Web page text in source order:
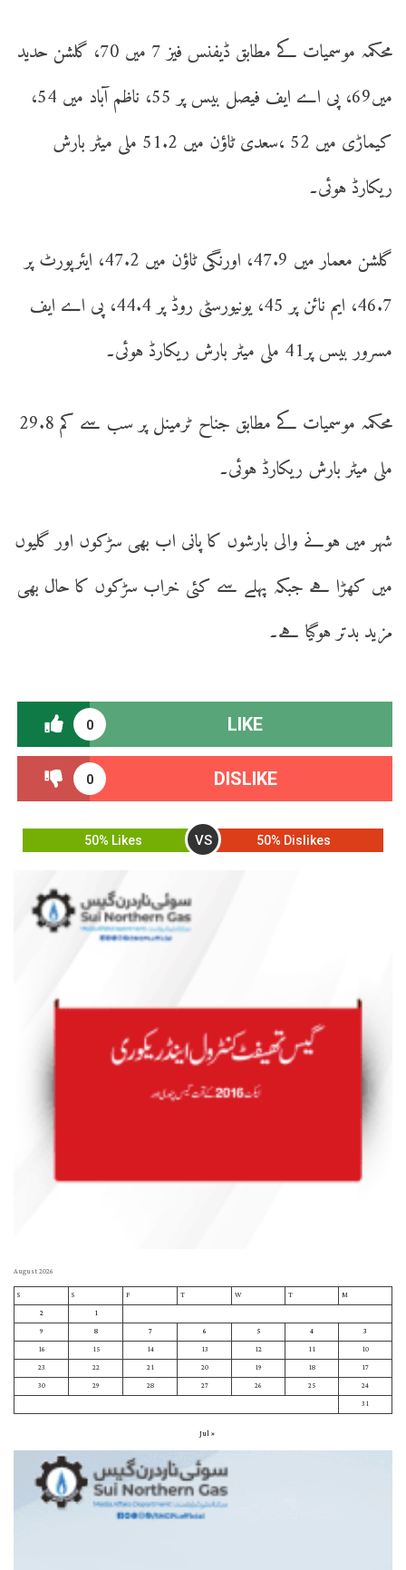
محکمہ موسمیات کے مطابق ڈیفنس فیز 7 میں 70، گلشن حدید
میں69، پی اے ایف فیصل بیس پر 55، ناظم آباد میں 54،
کیماڑی میں 52 ،سعدی ٹاؤن میں 51.2 ملی میٹر بارش
ریکارڈ ہوئی۔
گلشن معمار میں 47.9، اورنگی ٹاؤن میں 47.2، ایئرپورٹ پر
46.7، ایم نائن پر 45، یونیورسٹی روڈ پر 44.4، پی اے ایف
مسرور بیس پر41 ملی میٹر بارش ریکارڈ ہوئی۔
محکمہ موسمیات کے مطابق جناح ٹرمینل پر سب سے کم 29.8
ملی میٹر بارش ریکارڈ ہوئی۔
شہر میں ہونے والی بارشوں کا پانی اب بھی سڑکوں اور گلیوں
میں کھڑا ہے جبکہ پہلے سے کئی خراب سڑکوں کا حال بھی
مزید بدتر ہوگیا ہے۔
0 LIKE
0 DISLIKE
50% Likes VS 50% Dislikes
August 2026
M
T
W
T
F
S
S
1
2
3
4
5
6
7
8
9
10
11
12
13
14
15
16
17
18
19
20
21
22
23
24
25
26
27
28
29
30
31
« Jul